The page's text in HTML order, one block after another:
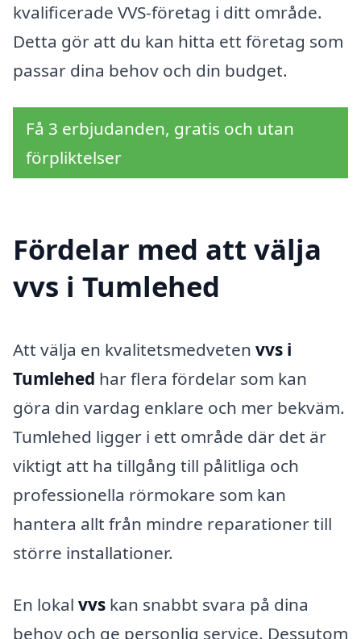
kvalificerade VVS-företag i ditt område.
Detta gör att du kan hitta ett företag som
passar dina behov och din budget.
Få 3 erbjudanden, gratis och utan
förpliktelser
Fördelar med att välja
vvs i Tumlehed
Att välja en kvalitetsmedveten vvs i
Tumlehed har flera fördelar som kan
göra din vardag enklare och mer bekväm.
Tumlehed ligger i ett område där det är
viktigt att ha tillgång till pålitliga och
professionella rörmokare som kan
hantera allt från mindre reparationer till
större installationer.
En lokal vvs kan snabbt svara på dina
behov och ge personlig service. Dessutom